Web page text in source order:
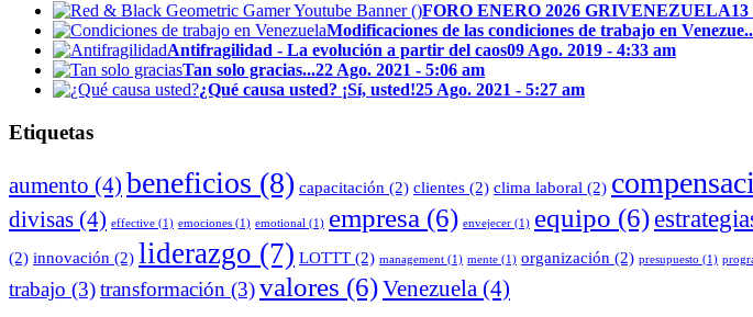
FORO ENERO 2026 GRIVENEZUELA
Modificaciones de las condiciones de trabajo en
Antifragilidad - La evolución a partir del caos09 Ago. 2019 - 4:33 am
Tan solo gracias...22 Ago. 2021 - 5:06 am
¿Qué causa usted? ¡Sí, usted!25 Ago. 2021 - 5:27 am
Etiquetas
aumento (4) beneficios (8) capacitación (2) clientes (2) clima laboral (2)
divisas (4) effective (1) emociones (1) emotional (1) empresa (6) envejecer (1) equipo (6)
(2) innovación (2) liderazgo (7) LOTTT (2) management (1) mente (1) organización (2) presupuesto (1)
trabajo (3)transformación (3)valores (6)Venezuela (4)